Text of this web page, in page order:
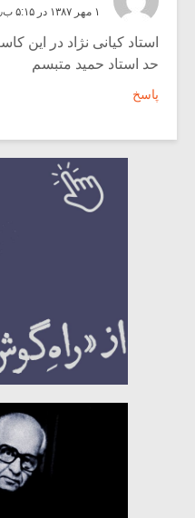
۱ مهر ۱۳۸۷ در ۵:۱۵ ب٫ظ
استاد کیانی نژاد در این
حد استاد حمید متبسم
پاسخ